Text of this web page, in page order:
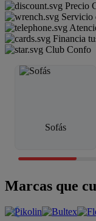
Precio
Servicio
Financia
Club Confo
Sofás
Marcas que